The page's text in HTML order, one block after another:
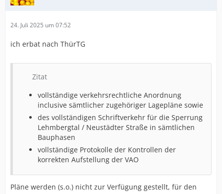
24. Juli 2025 um 07:52
ich erbat nach ThürTG
Zitat
vollständige verkehrsrechtliche Anordnung
inclusive sämtlicher zugehöriger Lagepläne sowie
des vollständigen Schriftverkehr für die Sperrung
Lehmbergtal / Neustädter Straße in sämtlichen
Bauphasen
vollständige Protokolle der Kontrollen der
korrekten Aufstellung der VAO
Pläne werden (s.o.) nicht zur Verfügung gestellt, für den